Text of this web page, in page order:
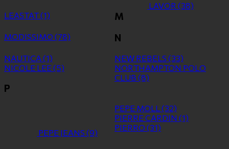
LAVOR (38)
LEASTAT(1) M
MODISSIMO (78) N
NAUTICA (1) NEW REBELS (33)
NICOLE LEE (5)
NORTHAMPTON POLO
CLUB (8)
P
PEPE JEANS (9)
PEPE MOLL(32)
PIERRE CARDIN (1)
PIERRO (31)